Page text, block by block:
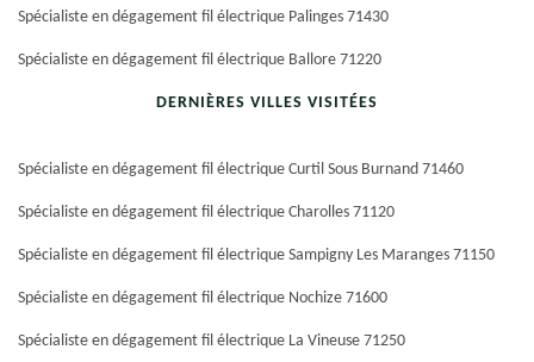
Spécialiste en dégagement fil électrique Palinges 71430
Spécialiste en dégagement fil électrique Ballore 71220
DERNIÈRES VILLES VISITÉES
Spécialiste en dégagement fil électrique Curtil Sous Burnand 71460
Spécialiste en dégagement fil électrique Charolles 71120
Spécialiste en dégagement fil électrique Sampigny Les Maranges 71150
Spécialiste en dégagement fil électrique Nochize 71600
Spécialiste en dégagement fil électrique La Vineuse 71250